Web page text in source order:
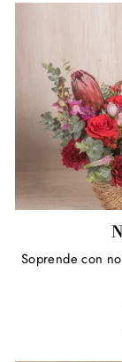
Soprende con